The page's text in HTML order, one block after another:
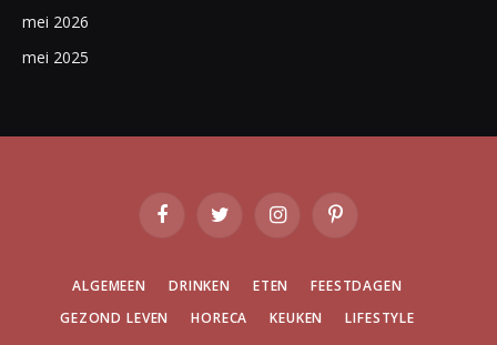
mei 2026
mei 2025
FacebookTwitter InstagramPinterest
ALGEMEEN DRINKEN ETEN
FEESTDAGEN
GEZOND LEVEN
HORECA KEUKEN
LIFESTYLE